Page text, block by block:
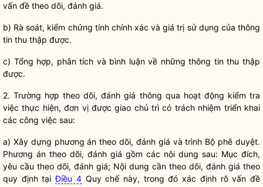
vấn đề theo dõi, đánh giá.
b) Rà soát, kiểm chứng tính chính xác và giá trị sử dụng của thông
tin thu thập được.
c) Tổng hợp, phân tích và bình luận về những thông tin thu thập
được.
2. Trường hợp theo dõi, đánh giá thông qua hoạt động kiểm tra
việc thực hiện, đơn vị được giao chủ trì có trách nhiệm triển khai
các công việc sau:
a) Xây dựng phương án theo dõi, đánh giá và trình Bộ phê duyệt.
Phương án theo dõi, đánh giá gồm các nội dung sau: Mục đích,
yêu cầu theo dõi, đánh giá; Nội dung cần theo dõi, đánh giá theo
quy định tạiĐiều 4 Quy chếnày, trong đó xác định rõ vấn đề